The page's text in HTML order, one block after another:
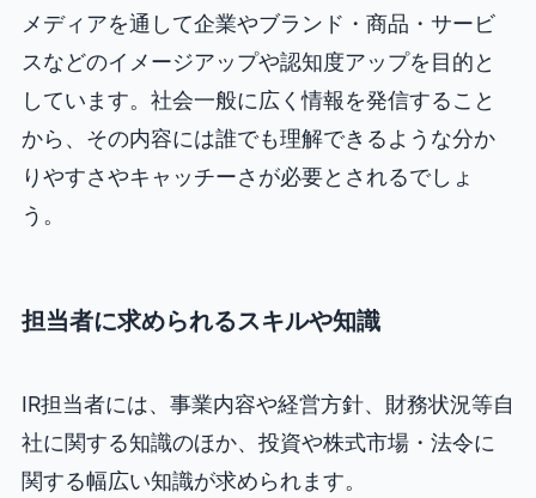
メディアを通して企業やブランド・商品・サービ
スなどのイメージアップや認知度アップを目的と
しています。社会一般に広く情報を発信すること
から、その内容には誰でも理解できるような分か
りやすさやキャッチーさが必要とされるでしょ
う。
担当者に求められるスキルや知識
IR担当者には、事業内容や経営方針、財務状況等自
社に関する知識のほか、投資や株式市場・法令に
関する幅広い知識が求められます。